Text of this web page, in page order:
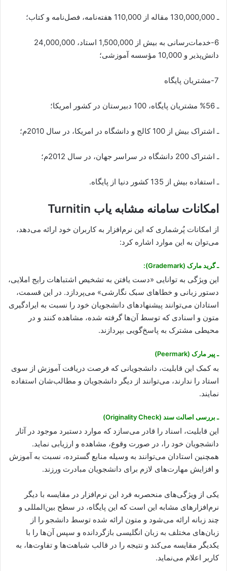
ـ 130,000,000 مقاله از 110,000 هفته‌نامه، فصل‌نامه و کتاب؛
6-خدمات‌رسانی به بیش از 1,500,000 استاد، 24,000,000
دانش‌پذیر و 10,000 مؤسسه آموزشی؛
7-مشتریان پایگاه
ـ 56% مشتریان پایگاه، 100 دبیرستان در کشور امریکا؛
ـ اشتراک بیش از 100 کالج و دانشگاه در امریکا، در سال 2010م؛
ـ اشتراک 200 دانشگاه در سراسر جهان، در سال 2012م؛
ـ استفاده بیش از 135 کشور دنیا از پایگاه.
امکانات سامانه مشابه یاب Turnitin
از امکانات پُرشماری که این نرم‌افزار به کاربران خود ارائه می‌دهد،
می‌توان به این موارد اشاره کرد:
ـ گرید مارک (Grademark):
این ویژگی به توانایی «دست یافتن به تشخیص اشتباهات رایج املایی،
دستور زبانی و خطاهای سبک نگارشی» می‌پردازد. در این قسمت،
استادان می‌توانند پیشنهادهای دانشجویان خود را نسبت به ایرادگیری
متون و اسنادی که توسط آن‌ها گرفته شده، مشاهده کنند و در
محیطی مشترک به پاسخ‌گویی بپردازند.
ـ پیر مارک (Peermark)
به کمک این قابلیت، دانشجویانی که فرصت دریافت آموزش از سوی
استاد را ندارند، می‌توانند از دیگر دانشجویان و مطالب‌شان استفاده
نمایند.
ـ بررسی اصالت سند (Originality Check)
این قابلیت، اسناد را قادر می‌‌سازد که موارد دستبرد موجود در آثار
دانشجویان خود را، در صورت وقوع، مشاهده و ارزیابی نماید.
همچنین استادان می‌توانند به وسیله منابع گسترده، نسبت به آموزش
و افزایش مهارت‌های لازم برای دانشجویان مبادرت ورزند.
یکی از ویژگی‌های منحصربه‌ فرد این نرم‌افزار در مقایسه با دیگر
نرم‌افزار‌های مشابه این است که این پایگاه، در سطح بین‌المللی و
چند زبانه ارائه می‌شود و متون ارائه‌ شده توسط دانشجو را از
زبان‌های مختلف به زبان انگلیسی بازگردانده و سپس آن‌ها را با
یکدیگر مقایسه می‌کند و نتیجه را در قالب شباهت‌ها و تفاوت‌ها، به
کاربر اعلام می‌نماید.